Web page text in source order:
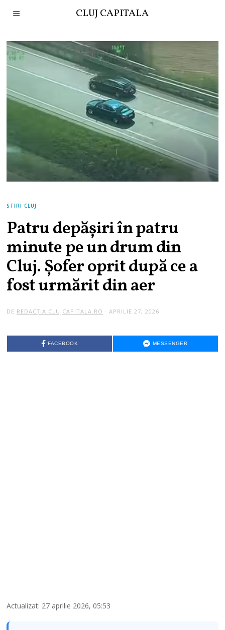
CLUJ CAPITALA
STIRI CLUJ
Patru depășiri în patru
minute pe un drum din
Cluj. Șofer oprit după ce a
fost urmărit din aer
DE REDACȚIA CLUJCAPITALA.RO APRILIE 27, 2026
FACEBOOK MESSENGER
Actualizat: 27 aprilie 2026, 05:53